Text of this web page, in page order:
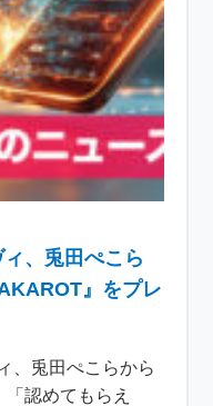
、兎田ぺこら
』をプレ
、兎田ぺこらから
認めてもらえ